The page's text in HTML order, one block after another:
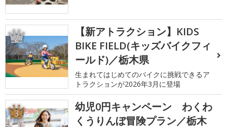
2
【新アトラクション】KIDS
BIKE FIELD(キッズバイクフィ
ールド)／栃木県
生まれてはじめてのバイクに挑戦できるア
トラクションが2026年3月に登場
3
幼児0円キャンペーン わくわ
くうりんぼ冒険プラン／栃木